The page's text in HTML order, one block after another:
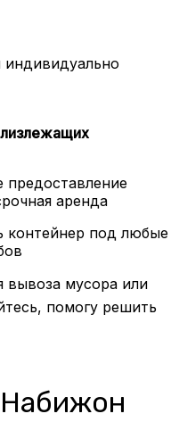
индивидуально
предоставление
аренда
контейнер под любые
вывоза мусора или
помогу решить